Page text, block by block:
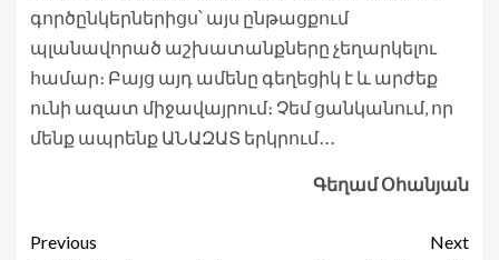
գործընկերներիցս՝ այս ընթացքում
պլանավորած աշխատանքները չեղարկելու
համար։ Բայց այդ ամենը գեղեցիկ է և արժեք
ունի ազատ միջավայրում։ Չեմ ցանկանում, որ
մենք ապրենք ԱՆԱԶԱՏ երկրում․․․
Գեղամ Օհանյան
Previous
Next